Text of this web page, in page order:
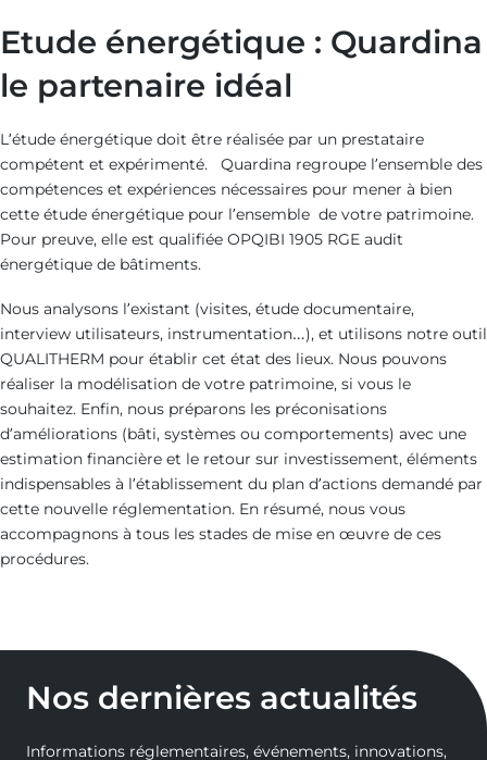
Etude énergétique : Quardina
le partenaire idéal
L’étude énergétique doit être réalisée par un prestataire
compétent et expérimenté. Quardina regroupe l’ensemble des
compétences et expériences nécessaires pour mener à bien
cette étude énergétique pour l’ensemble de votre patrimoine.
Pour preuve, elle est qualifiée OPQIBI 1905 RGE audit
énergétique de bâtiments.
Nous analysons l’existant (visites, étude documentaire,
interview utilisateurs, instrumentation…), et utilisons notre outil
QUALITHERM pour établir cet état des lieux. Nous pouvons
réaliser la modélisation de votre patrimoine, si vous le
souhaitez. Enfin, nous préparons les préconisations
d’améliorations (bâti, systèmes ou comportements) avec une
estimation financière et le retour sur investissement, éléments
indispensables à l’établissement du plan d’actions demandé par
cette nouvelle réglementation. En résumé, nous vous
accompagnons à tous les stades de mise en œuvre de ces
procédures.
Nos dernières actualités
Informations réglementaires, événements, innovations,